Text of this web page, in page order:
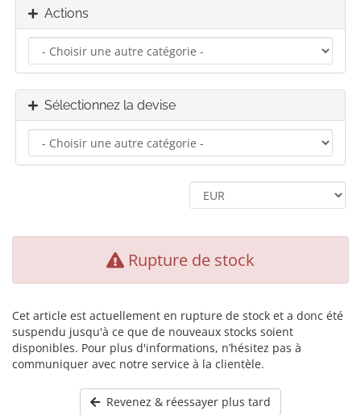
Actions
Sélectionnez la devise
Rupture de stock
Cet article est actuellement en rupture de stock et a donc été
suspendu jusqu'à ce que de nouveaux stocks soient
disponibles. Pour plus d'informations, n’hésitez pas à
communiquer avec notre service à la clientèle.
Revenez & réessayer plus tard